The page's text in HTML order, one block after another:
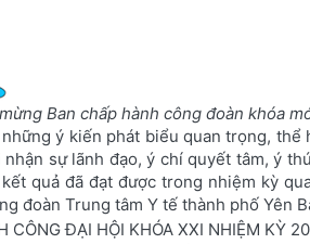
Ban chấp hành công đoàn khóa
ý kiến phát biểu quan trọng,
sự lãnh đạo, ý chí quyết tâm, ý
quả đã đạt được trong nhiệm kỳ
đoàn Trung tâm Y tế thành phố Yên